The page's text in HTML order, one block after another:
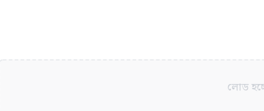
লোড